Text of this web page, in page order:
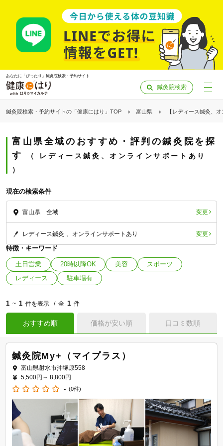
あなたに「ぴったり」鍼灸院検索・予約サイト
鍼灸院検索
鍼灸院検索・予約サイトの「健康にはり」TOP 富山県 【レディース鍼灸、
富山県全域のおすすめ・評判の鍼灸院を探
す
レディース鍼灸、オンラインサポートあり
現在の検索条件
富山県 全域 変更
レディース鍼灸 オンラインサポートあり 変更
特徴・キーワード
土日営業 20時以降OK 美容
スポーツ
レディース
駐車場有
1 ~ 1 件を表示 全 1 件
おすすめ順 価格が安い順 口コミ数順
鍼灸院My+（マイプラス）
富山県射水市沖塚原558
5,500円～ 8,800円
- (0件)
「健康にはりを見た」